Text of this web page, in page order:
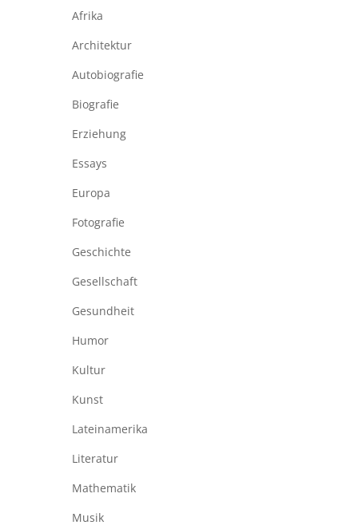
Afrika
Architektur
Autobiografie
Biografie
Erziehung
Essays
Europa
Fotografie
Geschichte
Gesellschaft
Gesundheit
Humor
Kultur
Kunst
Lateinamerika
Literatur
Mathematik
Musik